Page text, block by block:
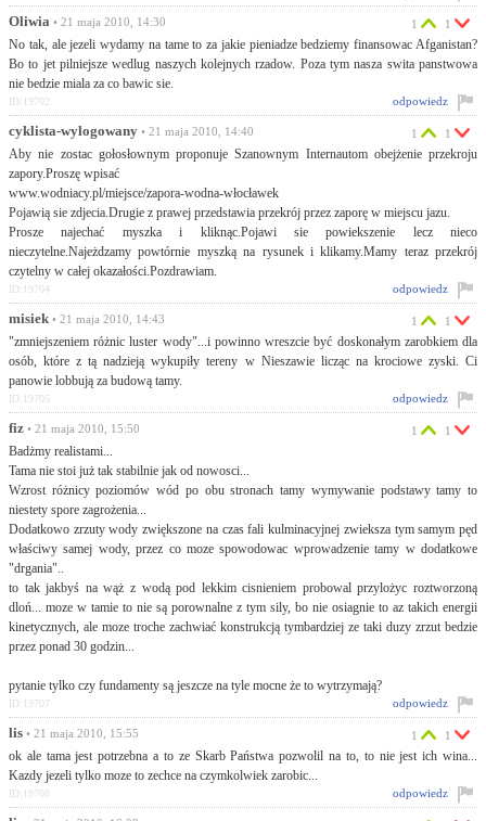
Oliwia • 21 maja 2010, 14:30
No tak, ale jezeli wydamy na tame to za jakie pieniadze bedziemy finansowac Afganistan?
Bo to jet pilniejsze wedlug naszych kolejnych rzadow. Poza tym nasza swita panstwowa
nie bedzie miala za co bawic sie.
1 1
odpowiedz
ID:19702
cyklista-wylogowany • 21 maja 2010, 14:40
Aby nie zostac gołosłownym proponuje Szanownym Internautom obejżenie przekroju
zapory.Proszę wpisać
www.wodniacy.pl/miejsce/zapora-wodna-włocławek
Pojawią sie zdjecia.Drugie z prawej przedstawia przekrój przez zaporę w miejscu jazu.
Prosze najechać myszka i kliknąc.Pojawi sie powiekszenie lecz nieco
nieczytelne.Najeżdzamy powtórnie myszką na rysunek i klikamy.Mamy teraz przekrój
czytelny w całej okazałości.Pozdrawiam.
1 1
odpowiedz
ID:19704
misiek • 21 maja 2010, 14:43
"zmniejszeniem różnic luster wody"...i powinno wreszcie być doskonałym zarobkiem dla
osób, które z tą nadzieją wykupiły tereny w Nieszawie licząc na krociowe zyski. Ci
panowie lobbują za budową tamy.
1 1
odpowiedz
ID:19705
fiz • 21 maja 2010, 15:50
Badżmy realistami...
Tama nie stoi już tak stabilnie jak od nowosci...
Wzrost różnicy poziomów wód po obu stronach tamy wymywanie podstawy tamy to
niestety spore zagrożenia...
Dodatkowo zrzuty wody zwiększone na czas fali kulminacyjnej zwieksza tym samym pęd
właściwy samej wody, przez co moze spowodowac wprowadzenie tamy w dodatkowe
"drgania"..
to tak jakbyś na wąż z wodą pod lekkim cisnieniem probowal przylożyc roztworzoną
dloń... moze w tamie to nie są porownalne z tym sily, bo nie osiagnie to az takich energii
kinetycznych, ale moze troche zachwiać konstrukcją tymbardziej ze taki duzy zrzut bedzie
przez ponad 30 godzin...
pytanie tylko czy fundamenty są jeszcze na tyle mocne że to wytrzymają?
1 1
odpowiedz
ID:19707
lis • 21 maja 2010, 15:55
ok ale tama jest potrzebna a to ze Skarb Państwa pozwolil na to, to nie jest ich wina...
Kazdy jezeli tylko moze to zechce na czymkolwiek zarobic...
1 1
odpowiedz
ID:19708